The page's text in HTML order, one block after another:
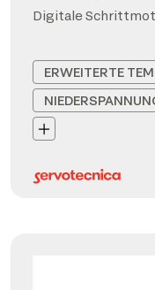
Digitale
ERWEITERTE